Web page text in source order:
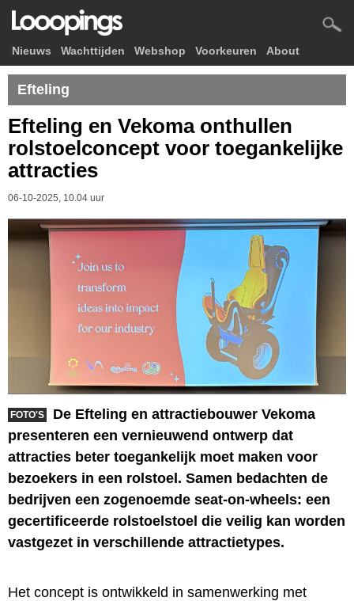
Nieuws Wachttijden Webshop Voorkeuren About
Efteling
Efteling en Vekoma onthullen
rolstoelconcept voor toegankelijke
attracties
06-10-2025, 10.04 uur
FOTO'S
De Efteling en attractiebouwer Vekoma
presenteren een vernieuwend ontwerp dat
attracties beter toegankelijk moet maken voor
bezoekers in een rolstoel. Samen bedachten de
bedrijven een zogenoemde seat-on-wheels: een
gecertificeerde rolstoelstoel die veilig kan worden
vastgezet in verschillende attractietypes.
Het concept is ontwikkeld in samenwerking met